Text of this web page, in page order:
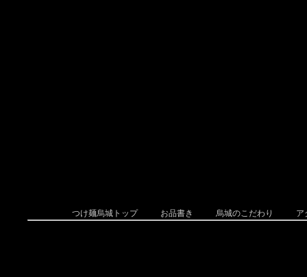
つけ麺烏城トップ お品書き 烏城のこだわり ア